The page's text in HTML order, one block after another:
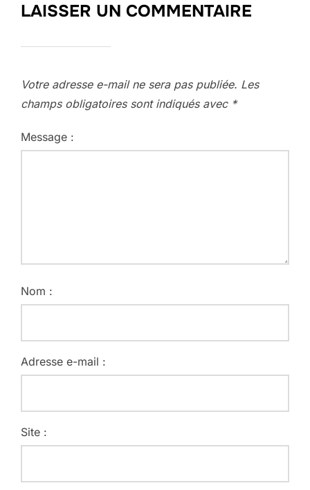
LAISSER UN COMMENTAIRE
Votre adresse e-mail ne sera pas publiée. Les
champs obligatoires sont indiqués avec *
Message :
Nom :
Adresse e-mail :
Site :